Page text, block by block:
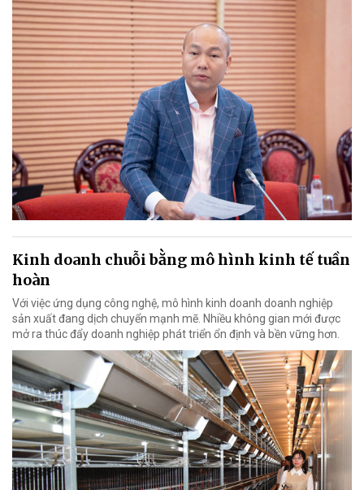
Kinh doanh chuỗi bằng mô hình kinh tế tuần
hoàn
Với việc ứng dụng công nghệ, mô hình kinh doanh doanh nghiệp
sản xuất đang dịch chuyển mạnh mẽ. Nhiều không gian mới được
mở ra thúc đẩy doanh nghiệp phát triển ổn định và bền vững hơn.